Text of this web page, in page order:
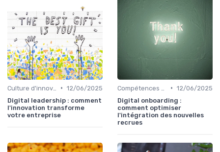
• 12/06/2025
Digital leadership : comment
l'innovation transforme
votre entreprise
• 12/06/2025
Digital onboarding :
comment optimiser
l'intégration des nouvelles
recrues